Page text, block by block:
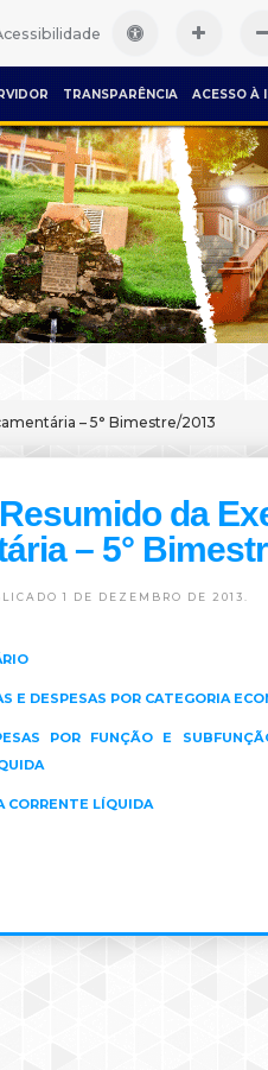
TRANSPARÊNCIA ACESSO À
– 5° Bimestre/2013
da
– 5°
1 DE DEZEMBRO DE 2013.
E DESPESAS POR CATEGORIA
POR FUNÇÃO E
CORRENTE LÍQUIDA